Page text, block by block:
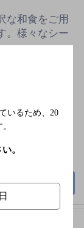
な和食をご用
。様々なシー
／伊予鉄道城
あり
上
詳細を見る
いるため、 20
。
日